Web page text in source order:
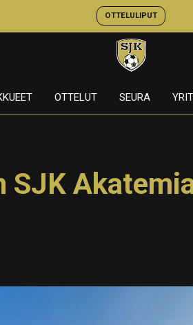
OTTELULIPUT
OTTELUT SEURA
SJK